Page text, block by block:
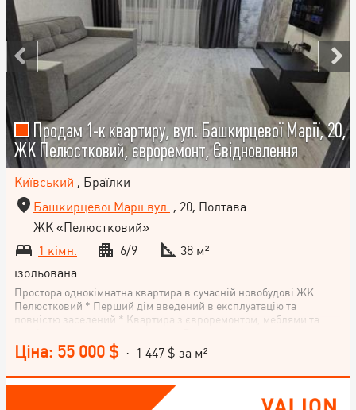
Продам 1-к квартиру, вул. Башкирцевої Марії, 20,
ЖК Пелюстковий, євроремонт, Євідновлення
Київський , Браїлки
Башкирцевої Марії вул. , 20, Полтава
ЖК «Пелюстковий»
1 кімн.
6/9
38 м²
ізольована
Простора однокімнатна квартира в сучасній новобудові ЖК
Пелюстковий * Перший дім введений в експлуатацію та
повністю заселений * Квартира з євроремонтом, меблями та
була в оренді * Власна котельня у будинку, для комфорту
встановлені теплові лічильники * Знаходиться на комфортному
середньому поверсі, поспішай переглянути та придбати!
Ціна: 55 000 $ · 1 447 $ за м²